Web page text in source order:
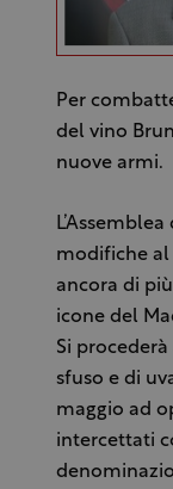
Per
del vino
nuove armi.
modifiche al
ancora di
icone del
Si
sfuso e di
maggio ad
intercettati